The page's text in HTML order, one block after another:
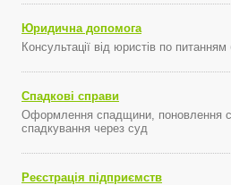
Юридична допомога
Консультації від юристів по питанням
Спадкові справи
Оформлення спадщини, поновлення
спадкування через суд
Реєстрація підприємств